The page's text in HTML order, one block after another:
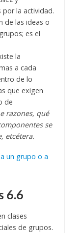
por la actividad.
de las ideas o
es el
la
a cada
de lo
que exigen
de
razones, qué
se
etcétera.
un grupo o a
6.6
clases
de grupos.